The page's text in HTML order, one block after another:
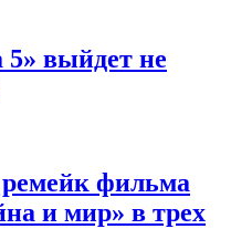
выйдет не
фильма
и мир» в трех